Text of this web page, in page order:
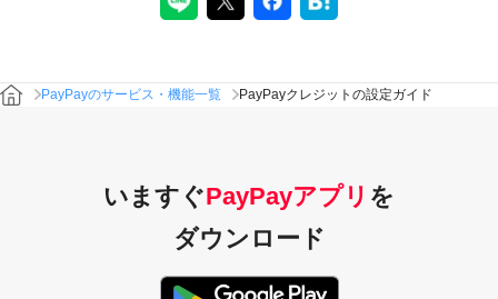
PayPayのサービス・機能一覧 PayPayクレジットの設定ガイド
いますぐPayPayアプリ を
ダウンロード